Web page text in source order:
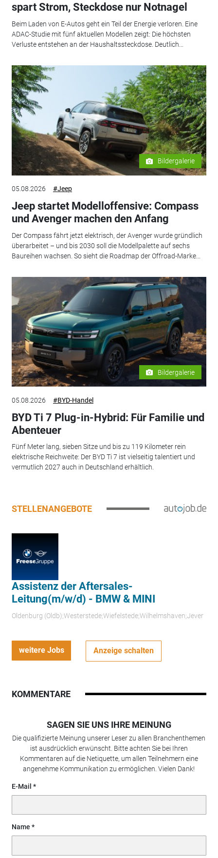
spart Strom, Steckdose nur Notnagel
Beim Laden von E-Autos geht ein Teil der Energie verloren. Eine
ADAC-Studie mit fünf aktuellen Modellen zeigt: Die höchsten
Verluste entstehen an der Haushaltssteckdose. Deutlich...
Bildergalerie
05.08.2026 #Jeep
Jeep startet Modelloffensive: Compass
und Avenger machen den Anfang
Der Compass fährt jetzt elektrisch, der Avenger wurde gründlich
überarbeitet – und bis 2030 soll die Modellpalette auf sechs
Baureihen wachsen. So sieht die Roadmap der Offroad-Marke...
Bildergalerie
05.08.2026 #BYD-Handel
BYD Ti 7 Plug-in-Hybrid: Für Familie und
Abenteuer
Fünf Meter lang, sieben Sitze und bis zu 119 Kilometer rein
elektrische Reichweite: Der BYD Ti 7 ist vielseitig talentiert und
vermutlich 2027 auch in Deutschland erhältlich.
STELLENANGEBOTE
Assistenz der Aftersales-
Leitung(m/w/d) - BMW & MINI
Oldenburg (Oldb);Westerstede;Wiefelstede;Wilhelmshaven;Jever
weitere Jobs Anzeige schalten
KOMMENTARE
SAGEN SIE UNS IHRE MEINUNG
Die qualifizierte Meinung unserer Leser zu allen Branchenthemen
ist ausdrücklich erwünscht. Bitte achten Sie bei Ihren
Kommentaren auf die Netiquette, um allen Teilnehmern eine
angenehme Kommunikation zu ermöglichen. Vielen Dank!
E-Mail
Name